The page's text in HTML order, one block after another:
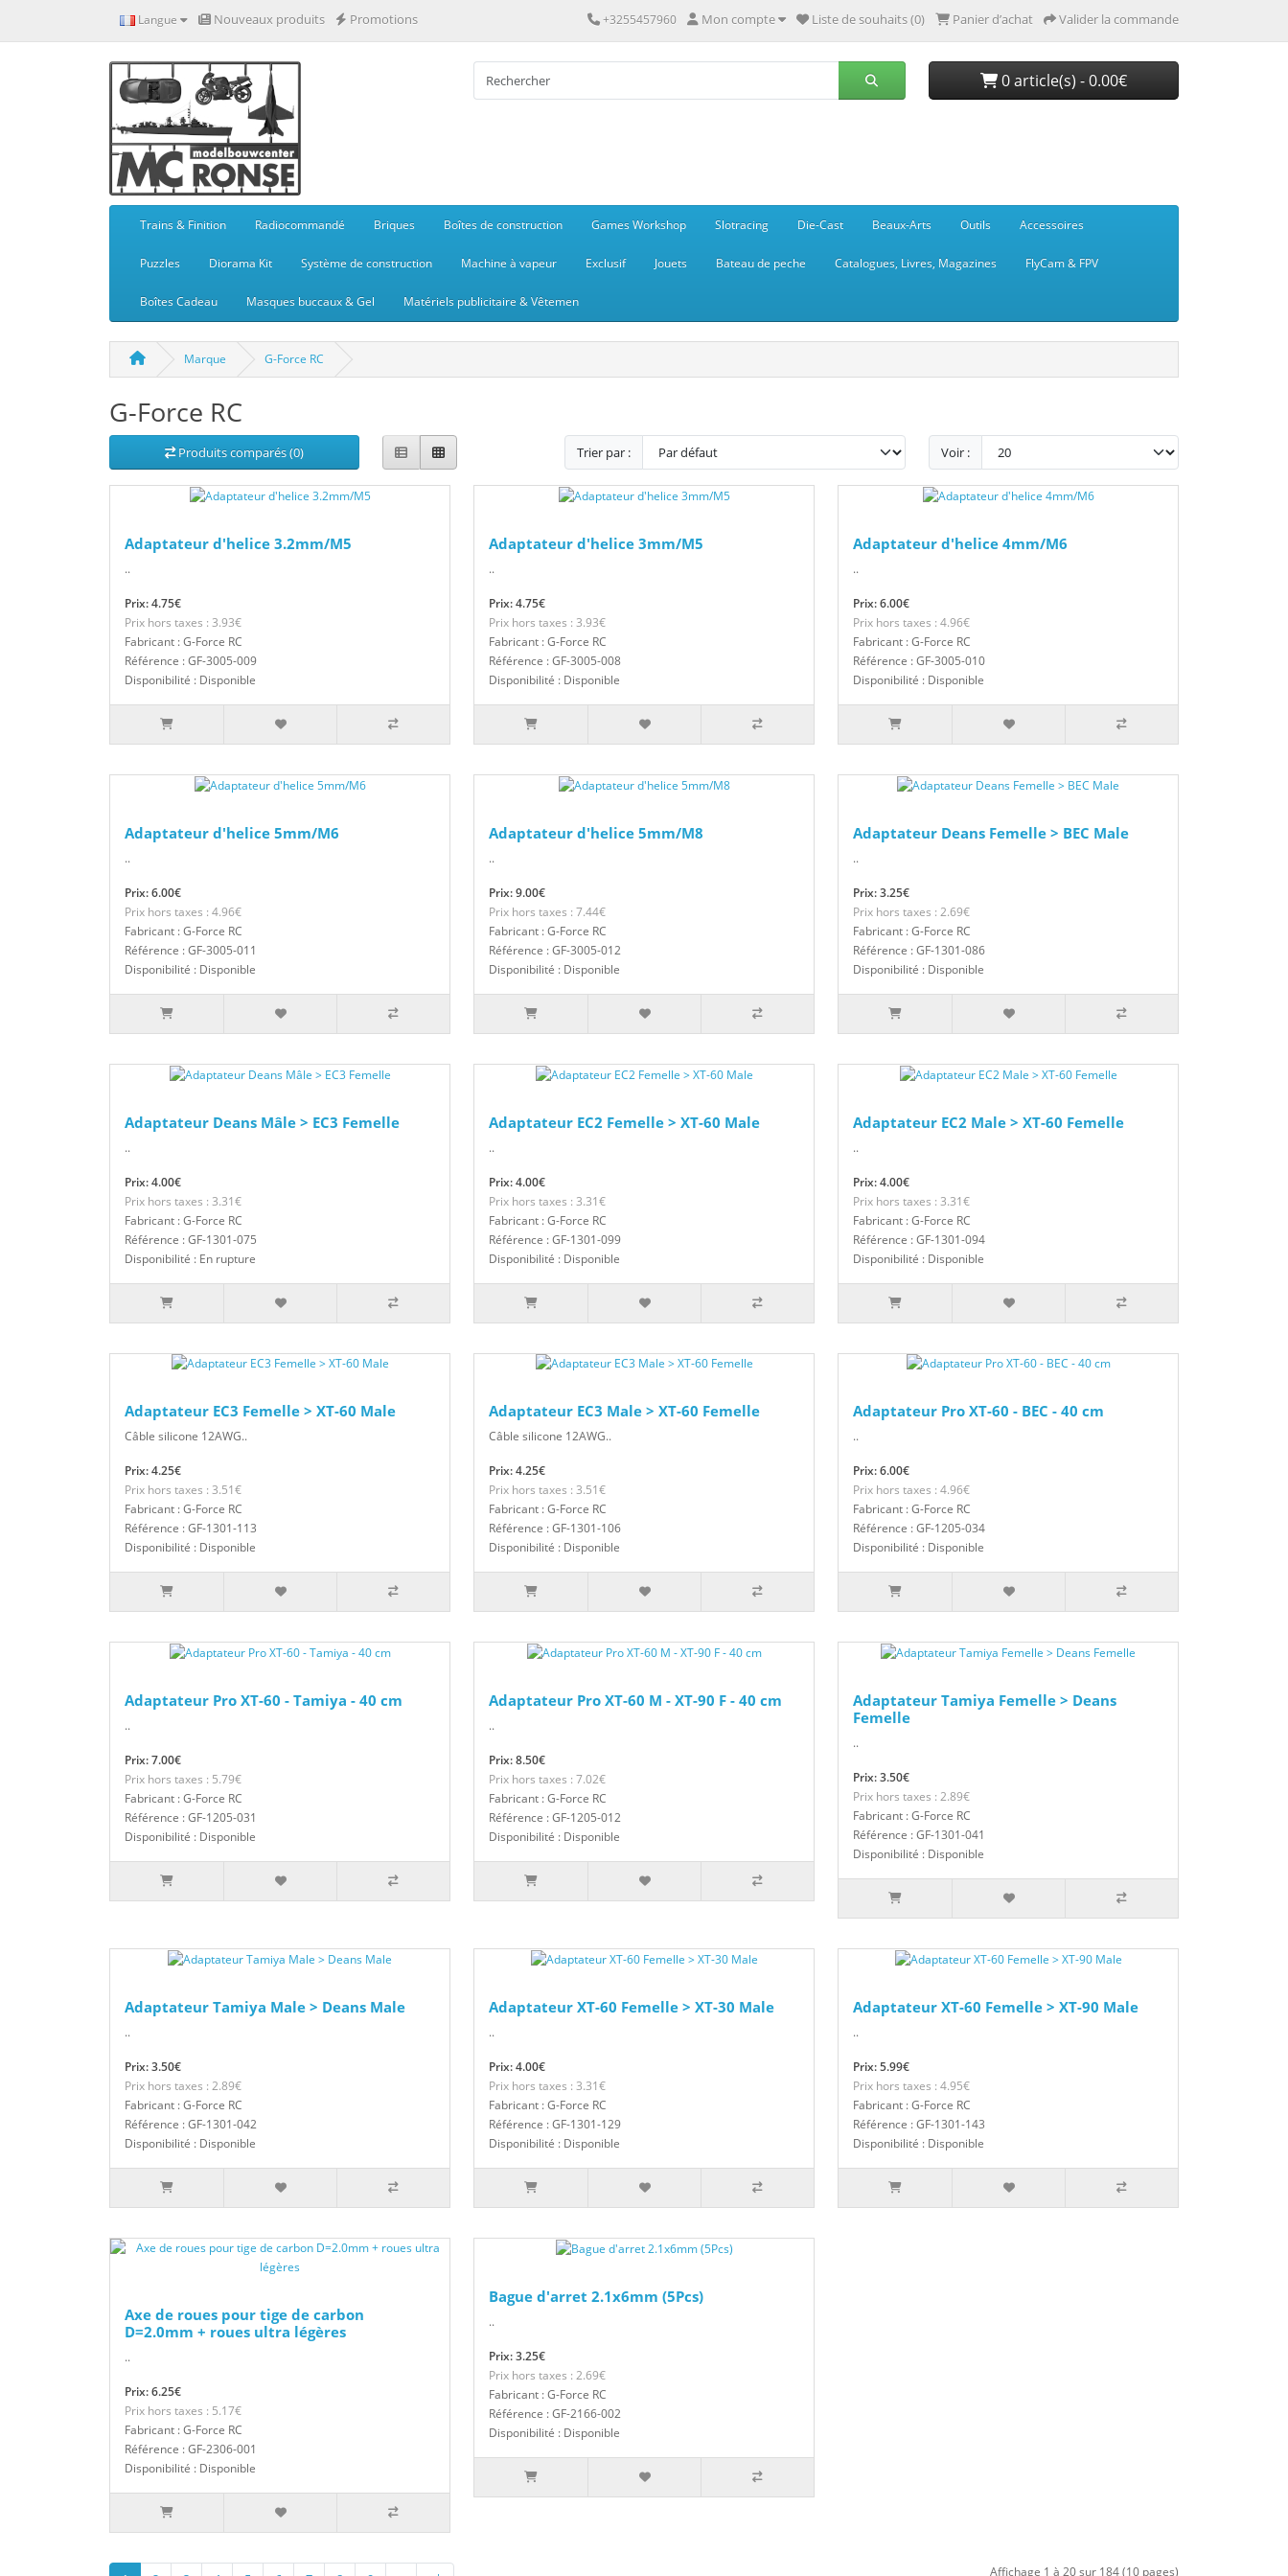
Langue Nouveaux produits Promotions +3255457960 Mon compte Liste de souhaits (0) Panier d’achat Valider la commande
0 article(s) - 0.00€
Trains & Finition Radiocommandé Briques Boîtes de construction Games Workshop Slotracing Die-Cast Beaux-Arts Outils Accessoires
Puzzles Diorama Kit Système de construction Machine à vapeur Exclusif Jouets Bateau de peche Catalogues, Livres, Magazines FlyCam & FPV
Boîtes Cadeau Masques buccaux & Gel Matériels publicitaire & Vêtemen
Marque G-Force RC
G-Force RC
Produits comparés (0) Trier par : Voir :
Adaptateur d'helice 3.2mm/M5
..
Prix: 4.75€
Prix hors taxes : 3.93€
Fabricant : G-Force RC
Référence : GF-3005-009
Disponibilité : Disponible
Adaptateur d'helice 3mm/M5
..
Prix: 4.75€
Prix hors taxes : 3.93€
Fabricant : G-Force RC
Référence : GF-3005-008
Disponibilité : Disponible
Adaptateur d'helice 4mm/M6
..
Prix: 6.00€
Prix hors taxes : 4.96€
Fabricant : G-Force RC
Référence : GF-3005-010
Disponibilité : Disponible
Adaptateur d'helice 5mm/M6
..
Prix: 6.00€
Prix hors taxes : 4.96€
Fabricant : G-Force RC
Référence : GF-3005-011
Disponibilité : Disponible
Adaptateur d'helice 5mm/M8
..
Prix: 9.00€
Prix hors taxes : 7.44€
Fabricant : G-Force RC
Référence : GF-3005-012
Disponibilité : Disponible
Adaptateur Deans Femelle > BEC Male
..
Prix: 3.25€
Prix hors taxes : 2.69€
Fabricant : G-Force RC
Référence : GF-1301-086
Disponibilité : Disponible
Adaptateur Deans Mâle > EC3 Femelle
..
Prix: 4.00€
Prix hors taxes : 3.31€
Fabricant : G-Force RC
Référence : GF-1301-075
Disponibilité : En rupture
Adaptateur EC2 Femelle > XT-60 Male
..
Prix: 4.00€
Prix hors taxes : 3.31€
Fabricant : G-Force RC
Référence : GF-1301-099
Disponibilité : Disponible
Adaptateur EC2 Male > XT-60 Femelle
..
Prix: 4.00€
Prix hors taxes : 3.31€
Fabricant : G-Force RC
Référence : GF-1301-094
Disponibilité : Disponible
Adaptateur EC3 Femelle > XT-60 Male
Câble silicone 12AWG..
Prix: 4.25€
Prix hors taxes : 3.51€
Fabricant : G-Force RC
Référence : GF-1301-113
Disponibilité : Disponible
Adaptateur EC3 Male > XT-60 Femelle
Câble silicone 12AWG..
Prix: 4.25€
Prix hors taxes : 3.51€
Fabricant : G-Force RC
Référence : GF-1301-106
Disponibilité : Disponible
Adaptateur Pro XT-60 - BEC - 40 cm
..
Prix: 6.00€
Prix hors taxes : 4.96€
Fabricant : G-Force RC
Référence : GF-1205-034
Disponibilité : Disponible
Adaptateur Pro XT-60 - Tamiya - 40 cm
..
Prix: 7.00€
Prix hors taxes : 5.79€
Fabricant : G-Force RC
Référence : GF-1205-031
Disponibilité : Disponible
Adaptateur Pro XT-60 M - XT-90 F - 40 cm
..
Prix: 8.50€
Prix hors taxes : 7.02€
Fabricant : G-Force RC
Référence : GF-1205-012
Disponibilité : Disponible
Adaptateur Tamiya Femelle > Deans
Femelle
..
Prix: 3.50€
Prix hors taxes : 2.89€
Fabricant : G-Force RC
Référence : GF-1301-041
Disponibilité : Disponible
Adaptateur Tamiya Male > Deans Male
..
Prix: 3.50€
Prix hors taxes : 2.89€
Fabricant : G-Force RC
Référence : GF-1301-042
Disponibilité : Disponible
Adaptateur XT-60 Femelle > XT-30 Male
..
Prix: 4.00€
Prix hors taxes : 3.31€
Fabricant : G-Force RC
Référence : GF-1301-129
Disponibilité : Disponible
Adaptateur XT-60 Femelle > XT-90 Male
..
Prix: 5.99€
Prix hors taxes : 4.95€
Fabricant : G-Force RC
Référence : GF-1301-143
Disponibilité : Disponible
Axe de roues pour tige de carbon
D=2.0mm + roues ultra légères
..
Prix: 6.25€
Prix hors taxes : 5.17€
Fabricant : G-Force RC
Référence : GF-2306-001
Disponibilité : Disponible
Bague d'arret 2.1x6mm (5Pcs)
..
Prix: 3.25€
Prix hors taxes : 2.69€
Fabricant : G-Force RC
Référence : GF-2166-002
Disponibilité : Disponible
Affichage 1 à 20 sur 184 (10 pages)